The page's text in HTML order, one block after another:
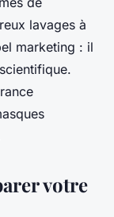
lavages à
marketing : il
votre